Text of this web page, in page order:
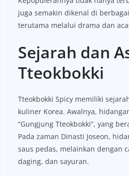
juga semakin dikenal di
terutama melalui drama dan
Sejarah dan
Tteokbokki
Tteokbokki Spicy memiliki
kuliner Korea. Awalnya,
“Gungjung Tteokbokki”, yang
Pada zaman Dinasti Joseon,
saus pedas, melainkan dengan
daging, dan sayuran.